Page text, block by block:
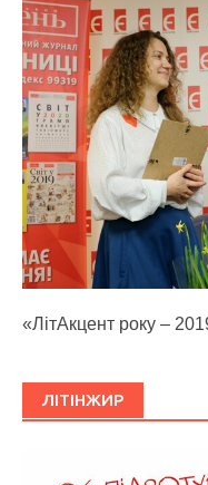
«ЛітАкцент року –
ЛІТІНЖИР